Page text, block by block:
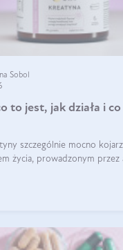
Sobol
to jest, jak działa i
szczególnie mocno
życia, prowadzonym przez